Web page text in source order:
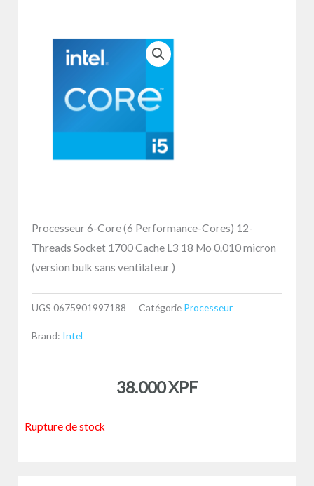
Processeur 6-Core (6 Performance-Cores) 12-
Threads Socket 1700 Cache L3 18 Mo 0.010 micron
(version bulk sans ventilateur )
UGS 0675901997188 Catégorie Processeur
Brand: Intel
38.000XPF
Rupture de stock